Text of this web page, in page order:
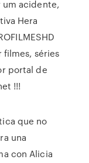
um acidente,
Hera
filmes, séries
portal de
!!!
que no
una
con Alicia